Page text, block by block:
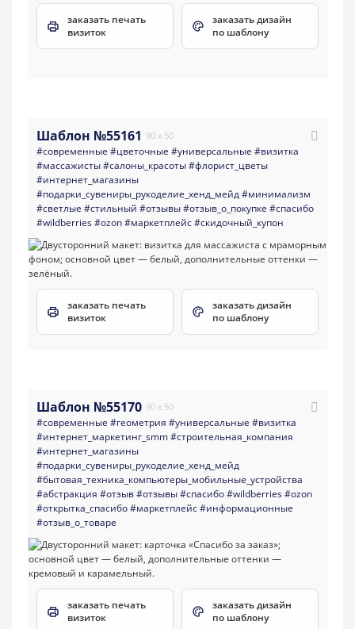
заказать печать
визиток
заказать дизайн
по шаблону
Шаблон №55161 90 x 50
#современные #цветочные #универсальные #визитка
#массажисты#салоны_красоты#флорист_цветы
#интернет_магазины
#подарки_сувениры_рукоделие_хенд_мейд#минимализм
#светлые #стильный #отзывы#отзыв_о_покупке #спасибо
#wildberries#ozon#маркетплейс#скидочный_купон
заказать печать
визиток
заказать дизайн
по шаблону
Шаблон №55170 90 x 50
#современные #геометрия #универсальные #визитка
#интернет_маркетинг_smm#строительная_компания
#интернет_магазины
#подарки_сувениры_рукоделие_хенд_мейд
#бытовая_техника_компьютеры_мобильные_устройства
#абстракция #отзыв#отзывы#спасибо#wildberries#ozon
#открытка_спасибо#маркетплейс#информационные
#отзыв_о_товаре
заказать печать
визиток
заказать дизайн
по шаблону